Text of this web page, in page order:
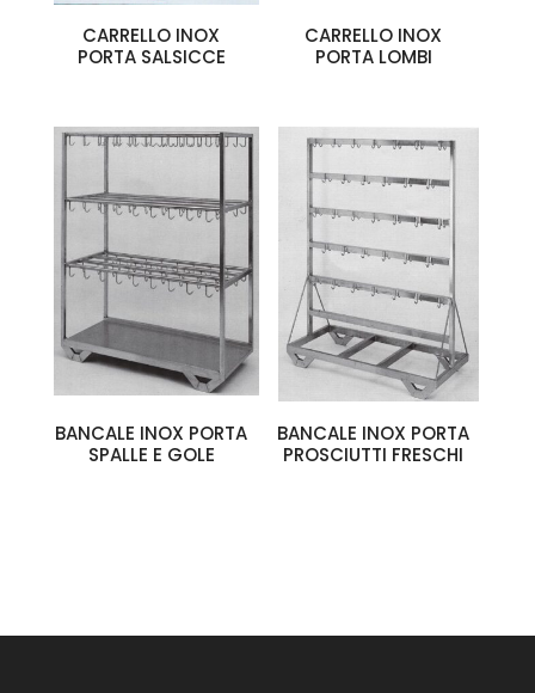
CARRELLO INOX
PORTA SALSICCE
CARRELLO INOX
PORTA LOMBI
BANCALE INOX PORTA
SPALLE E GOLE
BANCALE INOX PORTA
PROSCIUTTI FRESCHI